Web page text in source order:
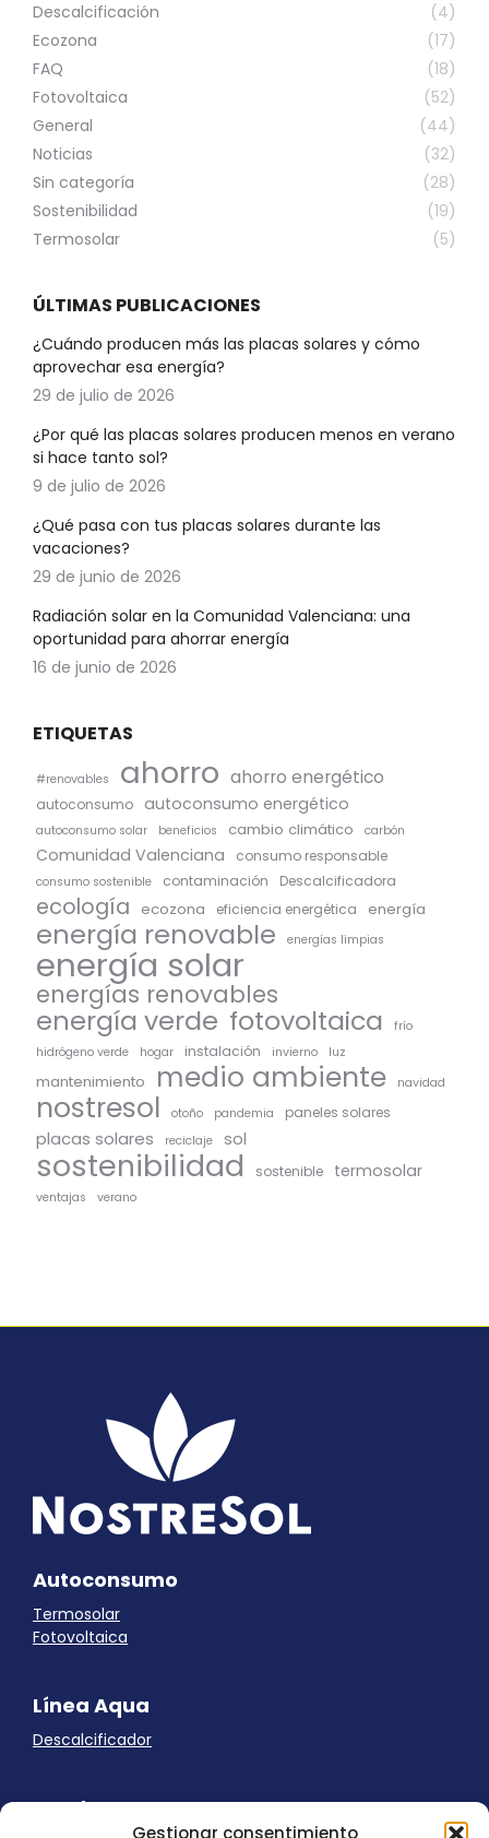
Gestionar consentimiento
Descalcificación
(4)
Ecozona
(17)
FAQ
(18)
Fotovoltaica
(52)
General
(44)
Noticias
(32)
Sin categoría
(28)
Sostenibilidad
(19)
Termosolar
(5)
ÚLTIMAS PUBLICACIONES
¿Cuándo producen más las placas solares y cómo
aprovechar esa energía?
29 de julio de 2026
¿Por qué las placas solares producen menos en verano
si hace tanto sol?
9 de julio de 2026
¿Qué pasa con tus placas solares durante las
vacaciones?
29 de junio de 2026
Radiación solar en la Comunidad Valenciana: una
oportunidad para ahorrar energía
16 de junio de 2026
ETIQUETAS
#renovables ahorro ahorro energético
autoconsumo autoconsumo energético
autoconsumo solar beneficios cambio climático carbón
Comunidad Valenciana consumo responsable
consumo sostenible contaminación Descalcificadora
ecología ecozona eficiencia energética energía
energía renovable energías limpias
energía solar
energías renovables
energía verde fotovoltaica
frío
hidrógeno verde
hogar instalación invierno luz
mantenimiento medio ambiente navidad
nostresol otoño pandemia paneles solares
placas solares reciclaje sol
sostenibilidad sostenible termosolar
ventajas verano
Autoconsumo
Termosolar
Fotovoltaica
Línea Aqua
Descalcificador
Ayuda